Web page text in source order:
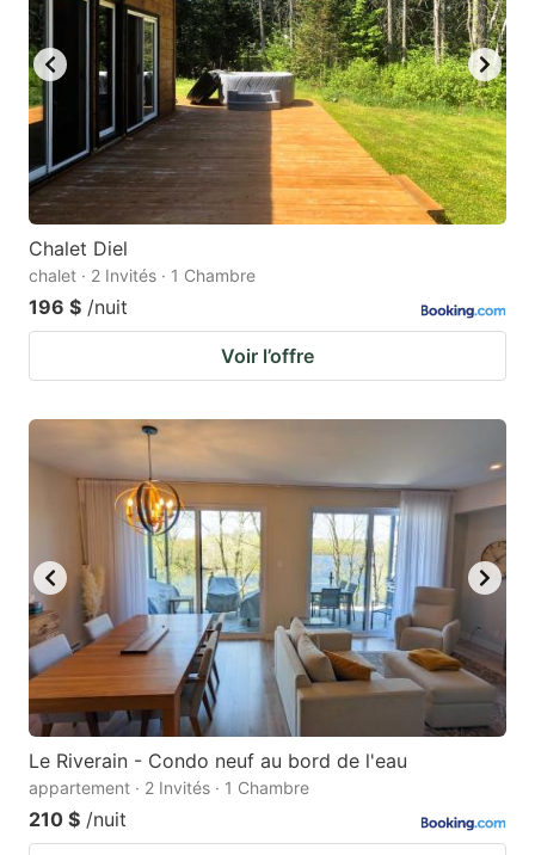
Chalet Diel
chalet · 2 Invités · 1 Chambre
196 $ /nuit
Voir l’offre
Le Riverain - Condo neuf au bord de l'eau
appartement · 2 Invités · 1 Chambre
210 $ /nuit